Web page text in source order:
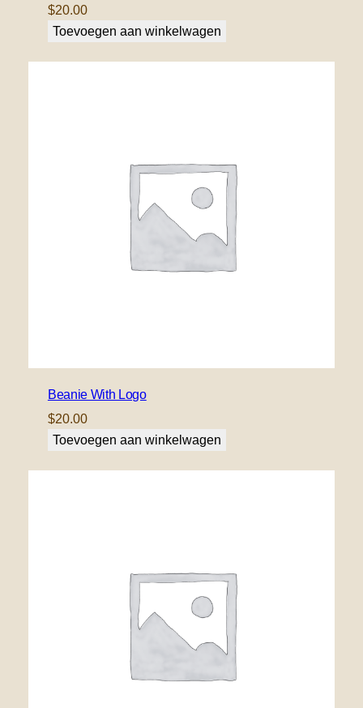
$20.00
Toevoegen aan winkelwagen
Beanie With Logo
$20.00
Toevoegen aan winkelwagen